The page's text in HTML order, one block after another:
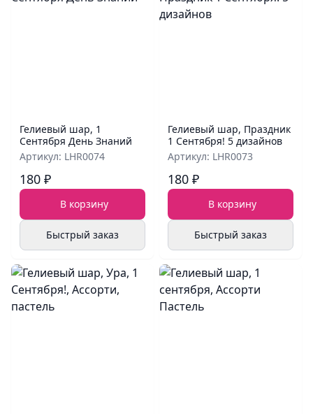
Гелиевый шар, 1
Сентября День Знаний
Артикул: LHR0074
180 ₽
В корзину
Быстрый заказ
Гелиевый шар, Праздник
1 Сентября! 5 дизайнов
Артикул: LHR0073
180 ₽
В корзину
Быстрый заказ